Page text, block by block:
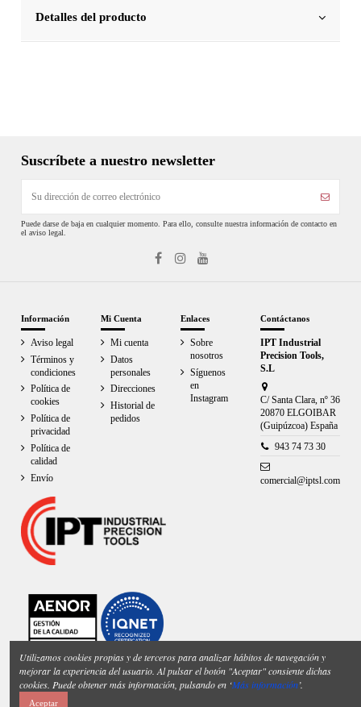
Detalles del producto
Suscríbete a nuestro newsletter
Puede darse de baja en cualquier momento. Para ello, consulte nuestra información de contacto en
el aviso legal.
Información
Aviso legal
Términos y
condiciones
Política de
cookies
Política de
privacidad
Política de
calidad
Envío
Mi Cuenta
Mi cuenta
Datos
personales
Direcciones
Historial de
pedidos
Enlaces
Sobre
nosotros
Síguenos
en
Instagram
Contáctanos
IPT Industrial
Precision Tools,
S.L
C/ Santa Clara, nº 36
20870 ELGOIBAR
(Guipúzcoa) España
943 74 73 30
comercial@iptsl.com
Utilizamos cookies propias y de terceros para analizar hábitos de navegación y
mejorar la experiencia del usuario. Al pulsar el botón "Aceptar" consiente dichas
cookies. Puede obtener más información, pulsando en ‘Más información’.
Aceptar